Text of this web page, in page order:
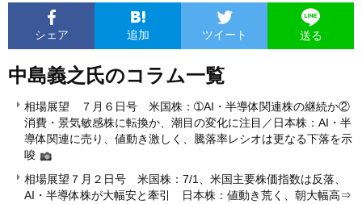
シェア 追加 ツイート 送る
中島義之氏のコラム一覧
相場展望 ７月６日号 米国株：➀AI・半導体関連株の継続か②
消費・景気敏感株に転換か、潮目の変化に注目／日本株：AI・半
導体関連に売り、値動き激しく、騰落率レシオは更なる下落を示
唆
相場展望７月２日号 米国株：7/1、米国主要株価指数は反落、
AI・半導体株が大幅安と牽引 日本株：値動き荒く、朝大幅高⇒